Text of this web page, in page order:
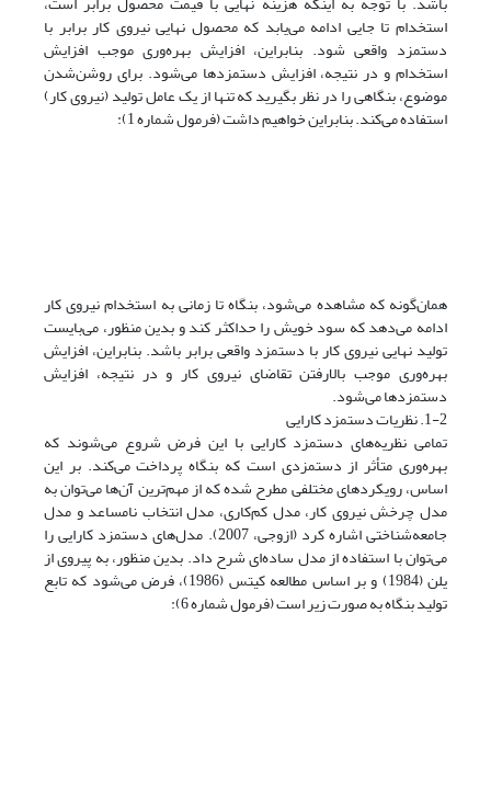
استخدام تا جایی ادامه می‌یابد که محصول نهایی نیروی کار برابر با
دستمزد واقعی شود. بنابراین، افزایش بهره‌وری موجب افزایش
استخدام و در نتیجه، افزایش دستمزدها می‌‌شود. برای روشن‌شدن
موضوع، بنگاهی را در نظر بگیرید که تنها از یک عامل تولید (نیروی کار)
استفاده می‌کند. بنابراین خواهیم داشت (فرمول شماره 1):
همان‌گونه که مشاهده می‌‌شود، بنگاه تا زمانی به استخدام نیروی کار
ادامه می‌دهد که سود خویش را حداکثر کند و بدین منظور، می‌بایست
تولید نهایی نیروی کار با دستمزد واقعی برابر باشد. بنابراین، افزایش
بهره‌وری موجب بالا‌رفتن تقاضای نیروی کار و در نتیجه، افزایش
دستمزدها می‌شود.
1-2. نظریات دستمزد کارایی
تمامی نظریه‌های دستمزد کارایی با این فرض شروع می‌شوند که
بهره‌وری متأثر از دستمزدی است که بنگاه پرداخت می‌کند. بر این
اساس، رویکردهای مختلفی مطرح شده که از مهم‌ترین آن‌ها می‌توان به
مدل چرخش نیروی کار، مدل کم‌کاری، مدل انتخاب نامساعد و مدل
جامعه‌شناختی اشاره کرد (ازوجی، 2007). مدل‌های دستمزد کارایی را
می‌توان با استفاده از مدل ساده‌ای شرح داد. بدین منظور، به پیروی از
یلن (1984) و بر اساس مطالعه کیتس (1986)، فرض می‌شود که تابع
تولید بنگاه به صورت زیر است (فرمول شماره 6):